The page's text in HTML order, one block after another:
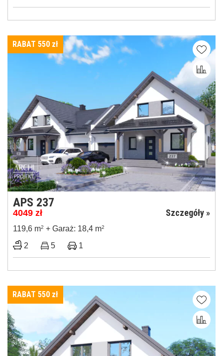
RABAT 550 zł
APS 237
4049 zł Szczegóły »
119,6 m2 + Garaż: 18,4 m2
2 5 1
RABAT 550 zł